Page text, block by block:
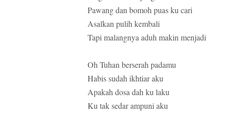
Pawang dan bomoh puas ku cari
Asalkan pulih kembali
Tapi malangnya aduh makin menjadi
Oh Tuhan berserah padamu
Habis sudah ikhtiar aku
Apakah dosa dah ku laku
Ku tak sedar ampuni aku